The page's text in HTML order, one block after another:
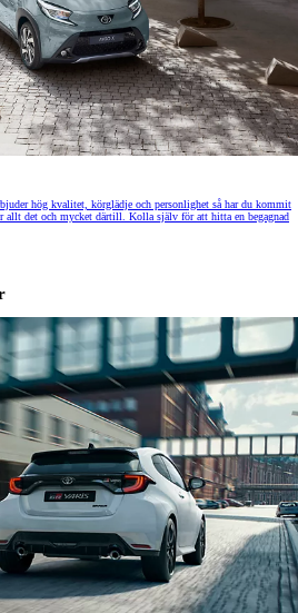
hög kvalitet, körglädje och personlighet så har du kommit
allt det och mycket därtill. Kolla själv för att hitta en begagnad